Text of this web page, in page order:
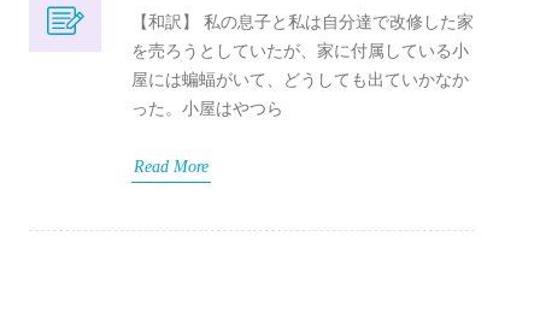
【和訳】 私の息子と私は自分達で改修した家
を売ろうとしていたが、家に付属している小
屋には蝙蝠がいて、どうしても出ていかなか
った。小屋はやつら
Read More